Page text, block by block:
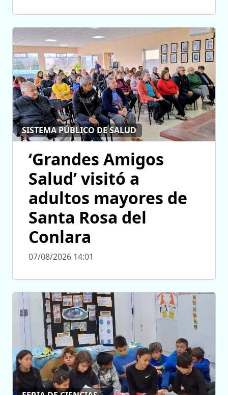
SISTEMA PÚBLICO DE SALUD
‘Grandes Amigos
Salud’ visitó a
adultos mayores de
Santa Rosa del
Conlara
07/08/2026 14:01